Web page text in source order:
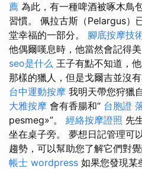
薦 為此，有一種啤酒被啄木鳥
習慣。 佩拉古斯（Pelargus）
堂幸福的一部分。 腳底按摩技
他偶爾嘆息時，他當然會記得美
seo是什么 王子有點不知道，
那樣的獵人，但是戈爾吉並沒
台中運動按摩 我明天帶您狩獵
大雅按摩 會有香腸和“ 台胞證
pesmeg»”。 經絡按摩證照 先
坐在桌子旁。 夢想日記管理可
趨勢，可以幫助您了解它們對
帳士 wordpress 如果您發現某